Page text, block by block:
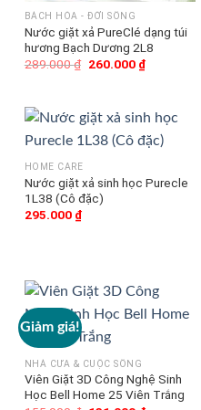
BÁCH HÓA - ĐỜI SỐNG
Nước giặt xả PureClé dạng túi
hương Bạch Dương 2L8
289.000₫
Giá
260.000 ₫Giá
hiện
260.000 ₫.
HOME CARE
Nước giặt xả sinh học Purecle
1L38 (Cô đặc)
295.000 ₫
Giảm giá!
NHÀ CỬA & CUỘC SỐNG
Viên Giặt 3D Công Nghệ Sinh
Học Bell Home 25 Viên Trắng